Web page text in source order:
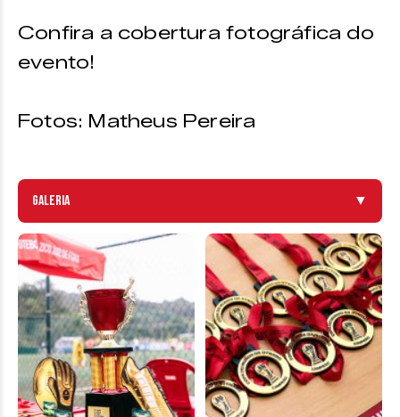
Confira a cobertura fotográfica do
evento!
Fotos: Matheus Pereira
Galeria ▼